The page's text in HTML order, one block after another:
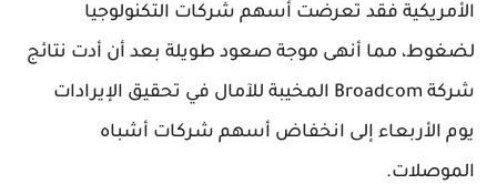
الأمريكية فقد تعرضت أسهم شركات التكنولوجيا
لضغوط، مما أنهى موجة صعود طويلة بعد أن أدت نتائج
شركة Broadcom المخيبة للآمال في تحقيق الإيرادات
يوم الأربعاء إلى انخفاض أسهم شركات أشباه
الموصلات.